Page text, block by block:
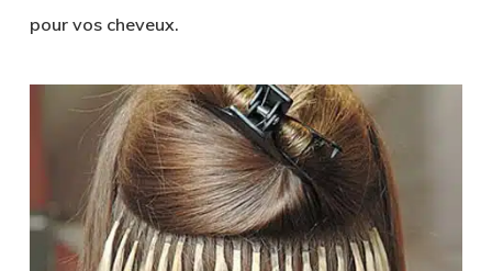
pour vos cheveux.